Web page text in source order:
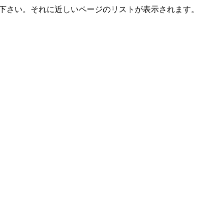
い。それに近しいページのリストが表示されます。